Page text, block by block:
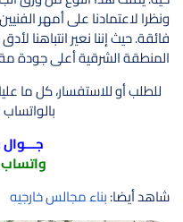
ونظرا لاعتمادنا على أمهر
فائقة. حيث إننا نعير انتباهنا
المنطقة الشرقية أعلى جودة
للطلب أو للاستفسار، كل ما
بالواتساب
شاهد أيضا:بناء مجالس خارجيه